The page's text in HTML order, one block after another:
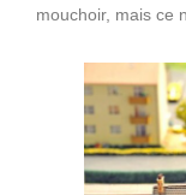
mouchoir, mais ce